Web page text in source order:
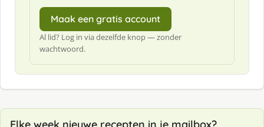
Maak een gratis account
Al lid? Log in via dezelfde knop — zonder
wachtwoord.